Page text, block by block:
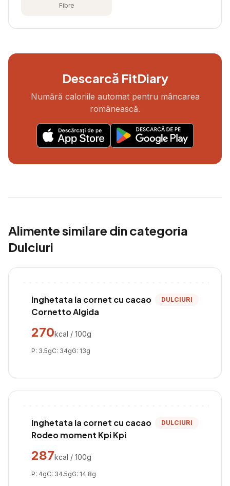
Fibre
Descarcă FitDiary
Numără caloriile automat pentru mâncarea
românească.
Alimente similare din categoria
Dulciuri
Inghetata la cornet cu cacao
Cornetto Algida
DULCIURI
270kcal / 100g
P: 3.5gC: 34gG: 13g
Inghetata la cornet cu cacao
Rodeo moment Kpi Kpi
DULCIURI
287kcal / 100g
P: 4gC: 34.5gG: 14.8g